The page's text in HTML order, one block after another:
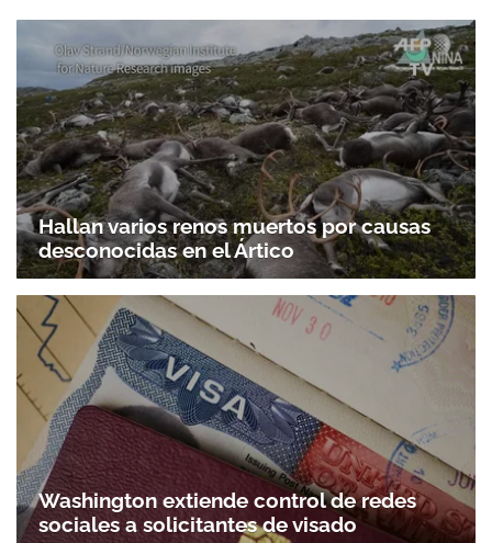
Hallan varios renos muertos por causas
desconocidas en el Ártico
Washington extiende control de redes
sociales a solicitantes de visado